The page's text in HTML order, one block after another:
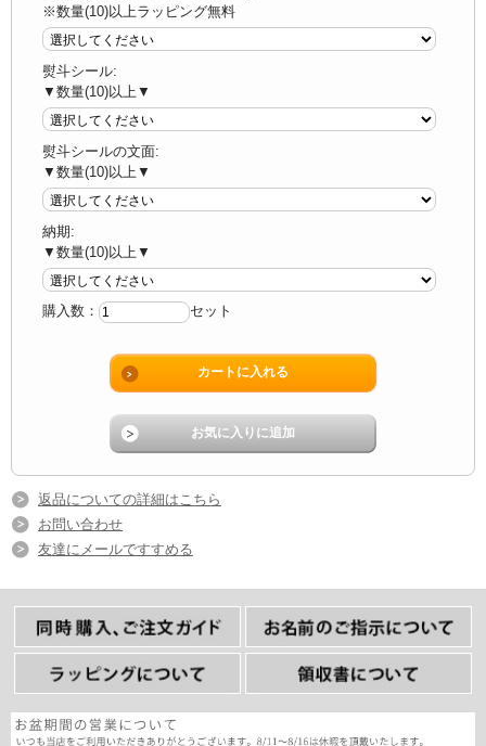
※数量(10)以上ラッピング無料
熨斗シール:
▼数量(10)以上▼
熨斗シールの文面:
▼数量(10)以上▼
納期:
▼数量(10)以上▼
購入数： セット
返品についての詳細はこちら
お問い合わせ
友達にメールですすめる